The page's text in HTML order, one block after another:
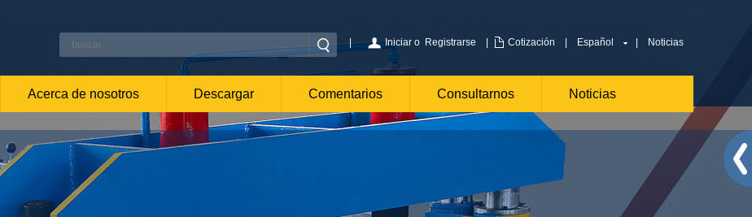
Noticias
Español
Cotización
Iniciar o Registrarse
|
Acerca de nosotros Descargar Comentarios Consultarnos Noticias